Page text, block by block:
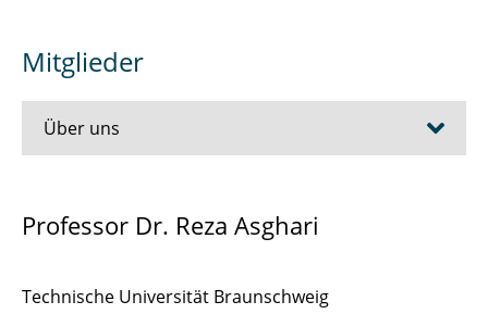
Mitglieder
Über uns
WiMi + MTV Vertretung
Professor Dr. Reza Asghari
Technische Universität Braunschweig